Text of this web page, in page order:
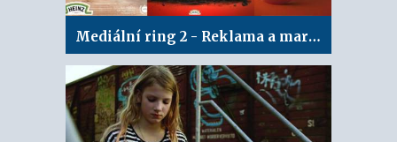
Mediální ring 2 - Reklama a marketing